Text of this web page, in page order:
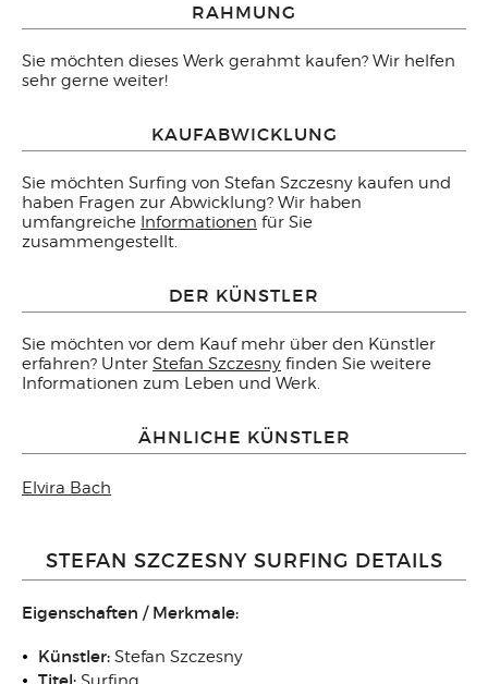
RAHMUNG
Sie möchten dieses Werk gerahmt kaufen? Wir helfen
sehr gerne weiter!
KAUFABWICKLUNG
Sie möchten Surfing von Stefan Szczesny kaufen und
haben Fragen zur Abwicklung? Wir haben
umfangreiche Informationen für Sie
zusammengestellt.
DER KÜNSTLER
Sie möchten vor dem Kauf mehr über den Künstler
erfahren? Unter Stefan Szczesny finden Sie weitere
Informationen zum Leben und Werk.
ÄHNLICHE KÜNSTLER
Elvira Bach
STEFAN SZCZESNY SURFING DETAILS
Eigenschaften / Merkmale:
Künstler: Stefan Szczesny